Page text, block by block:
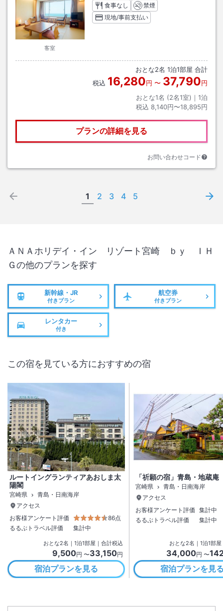
客室
食事なし
禁煙
現地/事前支払い
おとな2名 1泊1部屋 合計
税込 16,280円 〜 37,790円
おとな1名 (2名1室)｜ 1泊
税込 8,140円〜18,895円
プランの詳細を見る
お問い合わせコード
1 2 3 4 5
ＡＮＡホリデイ・イン リゾート宮崎 ｂｙ ＩＨ
Ｇの他のプランを探す
新幹線・JR
付きプラン
航空券
付きプラン
レンタカー
付き
この宿を見ている方におすすめの宿
ルートイングランティアあおしま太
陽閣
宮崎県
青島・日南海岸
アクセス
お客様アンケート評価
86点
るるぶトラベル評価
集計中
おとな2名 ｜ 1泊1部屋｜合計税込
9,500円 〜33,150円
宿泊プランを見る
「祈願の宿」青島・地蔵庵
宮崎県
青島・日南海岸
アクセス
お客様アンケート評価 集計中
るるぶトラベル評価
集計中
おとな2名 ｜ 1泊1部屋
34,000円 〜
宿泊プランを見